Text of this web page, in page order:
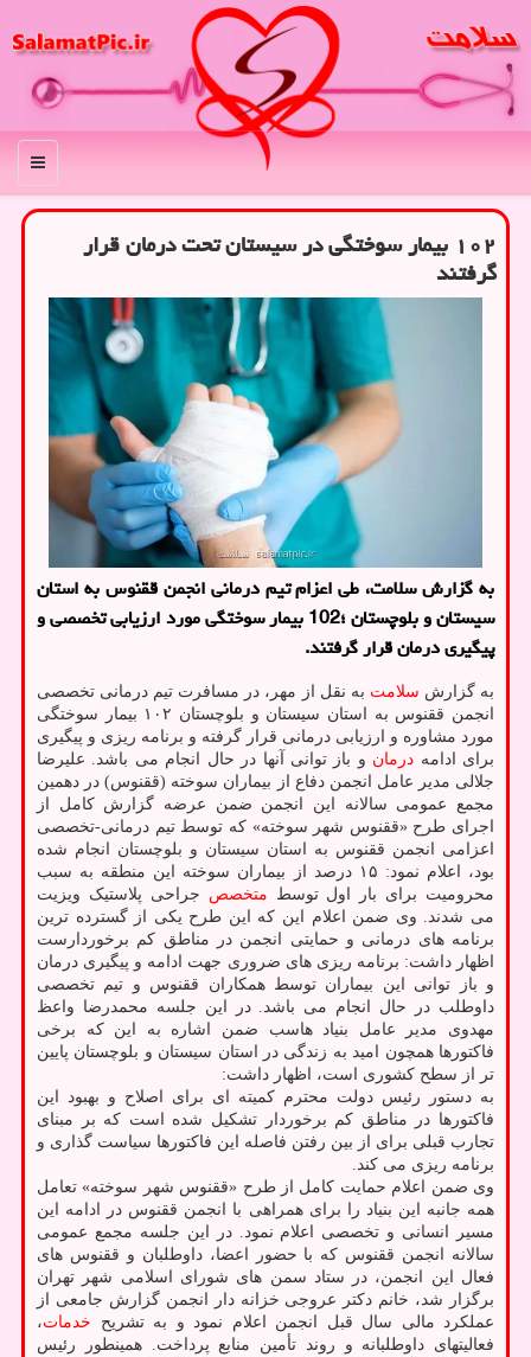
منو
۱۰۲ بیمار سوختگی در سیستان تحت درمان قرار
گرفتند
به گزارش سلامت، طی اعزام تیم درمانی انجمن ققنوس به استان
سیستان و بلوچستان ؛102 بیمار سوختگی مورد ارزیابی تخصصی و
پیگیری درمان قرار گرفتند.
به گزارش سلامت به نقل از مهر، در مسافرت تیم درمانی تخصصی
انجمن ققنوس به استان سیستان و بلوچستان ۱۰۲ بیمار سوختگی
مورد مشاوره و ارزیابی درمانی قرار گرفته و برنامه ریزی و پیگیری
برای ادامه درمان و باز توانی آنها در حال انجام می باشد. علیرضا
جلالی مدیر عامل انجمن دفاع از بیماران سوخته (ققنوس) در دهمین
مجمع عمومی سالانه این انجمن ضمن عرضه گزارش کامل از
اجرای طرح «ققنوس شهر سوخته» که توسط تیم درمانی-تخصصی
اعزامی انجمن ققنوس به استان سیستان و بلوچستان انجام شده
بود، اعلام نمود: ۱۵ درصد از بیماران سوخته این منطقه به سبب
محرومیت برای بار اول توسط متخصص جراحی پلاستیک ویزیت
می شدند. وی ضمن اعلام این که این طرح یکی از گسترده ترین
برنامه های درمانی و حمایتی انجمن در مناطق کم برخوردارست
اظهار داشت: برنامه ریزی های ضروری جهت ادامه و پیگیری درمان
و باز توانی این بیماران توسط همکاران ققنوس و تیم تخصصی
داوطلب در حال انجام می باشد. در این جلسه محمدرضا واعظ
مهدوی مدیر عامل بنیاد هاسب ضمن اشاره به این که برخی
فاکتورها همچون امید به زندگی در استان سیستان و بلوچستان پایین
تر از سطح کشوری است، اظهار داشت:
به دستور رئیس دولت محترم کمیته ای برای اصلاح و بهبود این
فاکتورها در مناطق کم برخوردار تشکیل شده است که بر مبنای
تجارب قبلی برای از بین رفتن فاصله این فاکتورها سیاست گذاری و
برنامه ریزی می کند.
وی ضمن اعلام حمایت کامل از طرح «ققنوس شهر سوخته» تعامل
همه جانبه این بنیاد را برای همراهی با انجمن ققنوس در ادامه این
مسیر انسانی و تخصصی اعلام نمود. در این جلسه مجمع عمومی
سالانه انجمن ققنوس که با حضور اعضا، داوطلبان و ققنوس های
فعال این انجمن، در ستاد سمن های شورای اسلامی شهر تهران
برگزار شد، خانم دکتر عروجی خزانه دار انجمن گزارش جامعی از
عملکرد مالی سال قبل انجمن اعلام نمود و به تشریح خدمات،
فعالیتهای داوطلبانه و روند تأمین منابع پرداخت. همینطور رئیس